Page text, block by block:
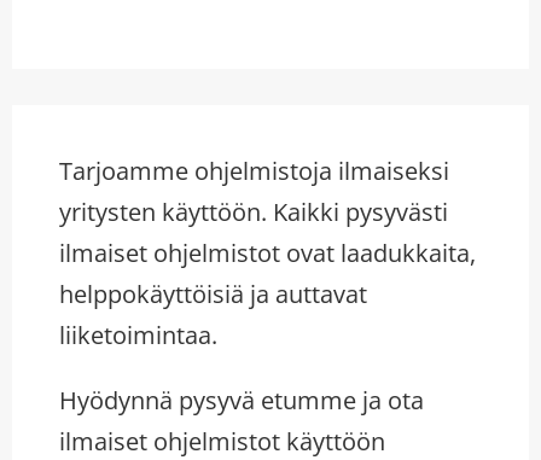
Tarjoamme ohjelmistoja ilmaiseksi
yritysten käyttöön. Kaikki pysyvästi
ilmaiset ohjelmistot ovat laadukkaita,
helppokäyttöisiä ja auttavat
liiketoimintaa.
Hyödynnä pysyvä etumme ja ota
ilmaiset ohjelmistot käyttöön